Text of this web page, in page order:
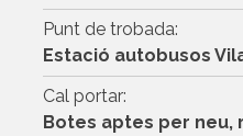
Punt de trobada:
Estació autobusos
Cal portar:
Botes aptes per neu,